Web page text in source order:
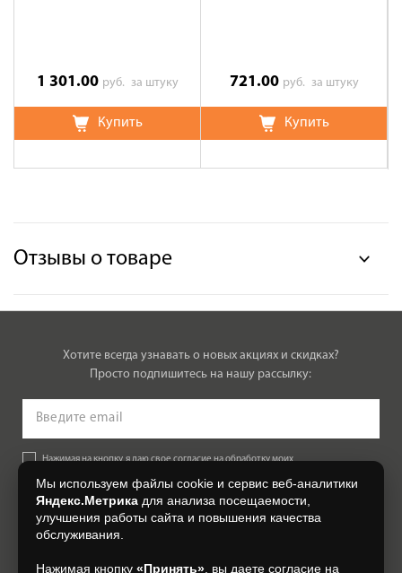
1 301.00 руб. за штуку
Купить
721.00 руб. за штуку
Купить
Отзывы о товаре
Хотите всегда узнавать о новых акциях и скидках?
Просто подпишитесь на нашу рассылку:
Нажимая на кнопку, я даю свое согласие на обработку моих
Согласии на обработку персональных данных.
Мы используем файлы cookie и сервис веб-аналитики
Яндекс.Метрика для анализа посещаемости,
улучшения работы сайта и повышения качества
обслуживания.
Нажимая кнопку «Принять» , вы даете согласие на